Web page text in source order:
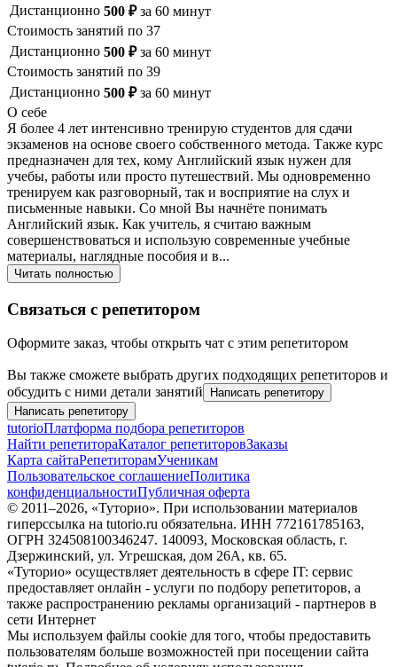
Дистанционно 500 ₽ за 60 минут
Стоимость занятий по 37
Дистанционно 500 ₽ за 60 минут
Стоимость занятий по 39
Дистанционно 500 ₽ за 60 минут
О себе
Я более 4 лет интенсивно тренирую студентов для сдачи
экзаменов на основе своего собственного метода. Также курс
предназначен для тех, кому Английский язык нужен для
учебы, работы или просто путешествий. Мы одновременно
тренируем как разговорный, так и восприятие на слух и
письменные навыки. Со мной Вы начнёте понимать
Английский язык. Как учитель, я считаю важным
совершенствоваться и использую современные учебные
материалы, наглядные пособия и в...
Читать полностью
Связаться с репетитором
Оформите заказ, чтобы открыть чат с этим репетитором
Вы также сможете выбрать других подходящих репетиторов и
обсудить с ними детали занятий
Написать репетитору
Написать репетитору
tutorioПлатформа подбора репетиторов
Найти репетитораКаталог репетиторовЗаказы
Карта сайтаРепетиторамУченикам
Пользовательское соглашениеПолитика
конфиденциальностиПубличная оферта
© 2011–2026, «Туторио». При использовании материалов
гиперссылка на tutorio.ru обязательна. ИНН 772161785163,
ОГРН 324508100346247. 140093, Московская область, г.
Дзержинский, ул. Угрешская, дом 26А, кв. 65.
«Туторио» осуществляет деятельность в сфере IT: сервис
предоставляет онлайн - услуги по подбору репетиторов, а
также распространению рекламы организаций - партнеров в
сети Интернет
Мы используем файлы cookie для того, чтобы предоставить
пользователям больше возможностей при посещении сайта